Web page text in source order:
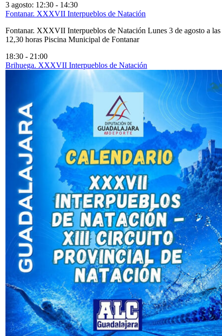
3 agosto: 12:30 - 14:30
Fontanar. XXXVII Interpueblos de Natación
Fontanar. XXXVII Interpueblos de Natación Lunes 3 de agosto a las
12,30 horas Piscina Municipal de Fontanar
18:30 - 21:00
Brihuega. XXXVII Interpueblos de Natación